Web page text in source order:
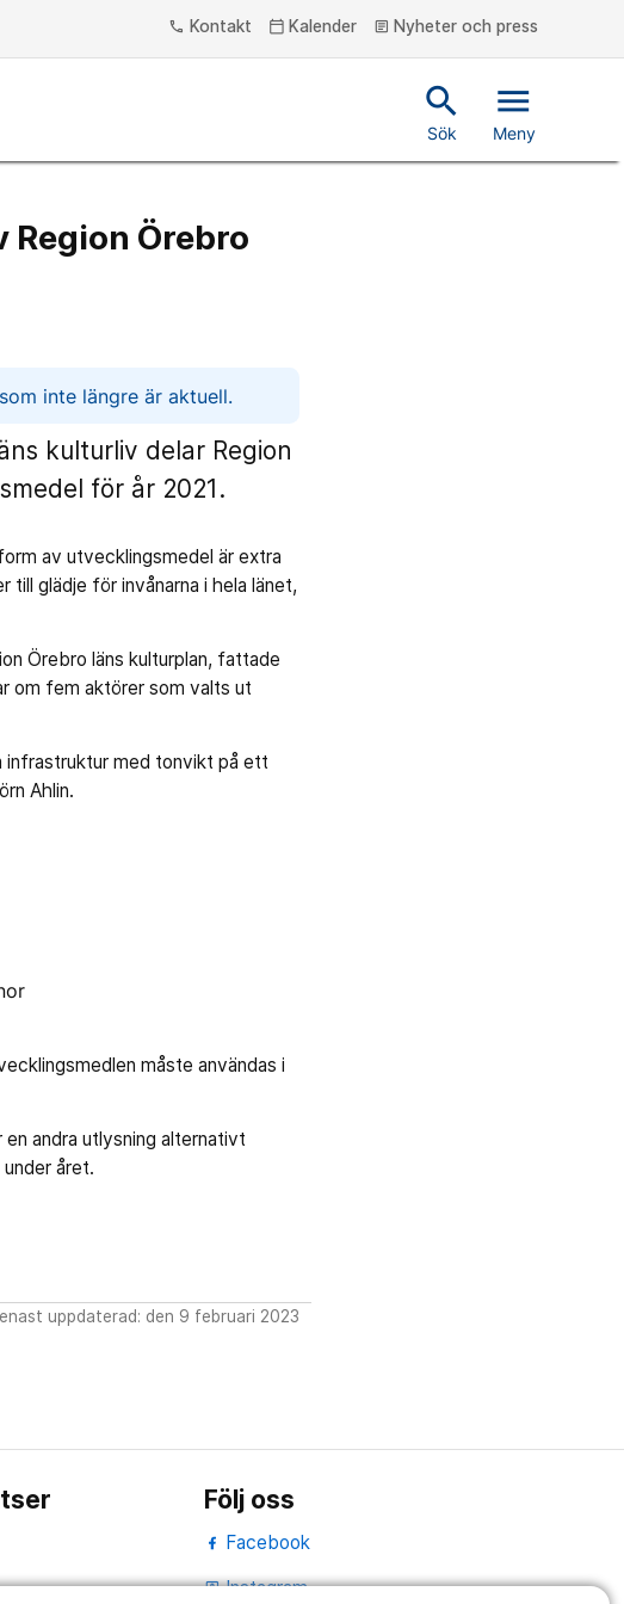
phone Kontakt calendar_today Kalender article Nyheter och press
search
Sök
menu
Meny
Örebro
inte längre är aktuell.
kulturliv delar Region
för år 2021.
av utvecklingsmedel är extra
glädje för invånarna i hela länet,
Örebro läns kulturplan, fattade
om fem aktörer som valts ut
infrastruktur med tonvikt på ett
Ahlin.
måste användas i
andra utlysning alternativt
året.
uppdaterad: den 9 februari 2023
Följ oss
Facebook
portraitInstagram